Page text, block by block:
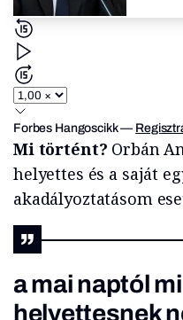
Forbes Hangoscikk—
Mi történt? Orbán
helyettes és a saját
akadályoztatásom
a mai naptól
helyettesnek